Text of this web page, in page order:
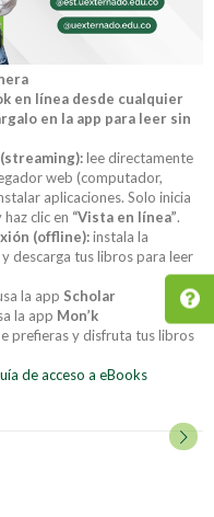
en línea desde cualquier
en la app para leer sin
lee directamente
web (computador,
aplicaciones. Solo inicia
clic en “Vista en línea”.
(offline):instala la
descarga tus libros para leer
la app Scholar
la app Mon’k
prefieras y disfruta tus libros
de acceso a eBooks